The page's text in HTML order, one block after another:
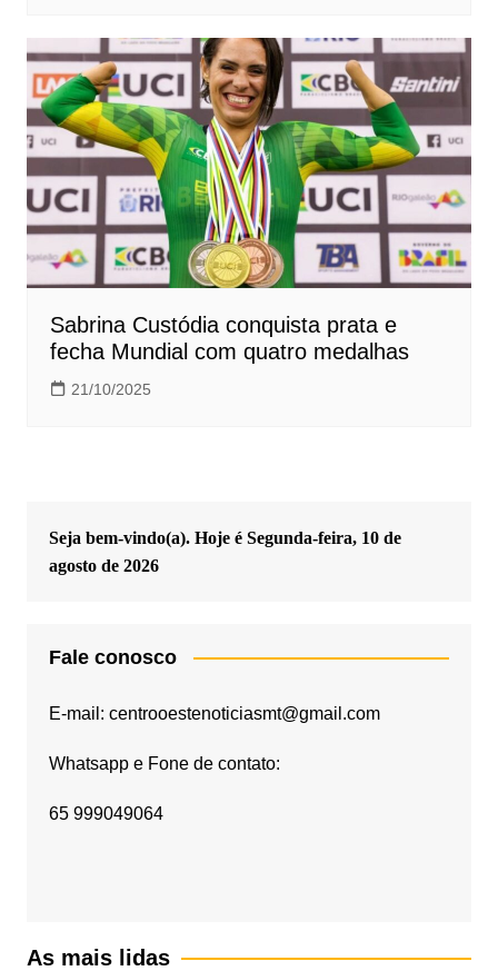
Sabrina Custódia conquista prata e
fecha Mundial com quatro medalhas
21/10/2025
Seja bem-vindo(a). Hoje é Segunda-feira, 10 de
agosto de 2026
Fale conosco
E-mail: centrooestenoticiasmt@gmail.com
Whatsapp e Fone de contato:
65 999049064
As mais lidas